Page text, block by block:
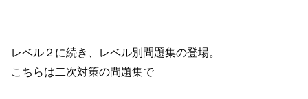
レベル２に続き、レベル別問題集の登場。
こちらは二次対策の問題集で